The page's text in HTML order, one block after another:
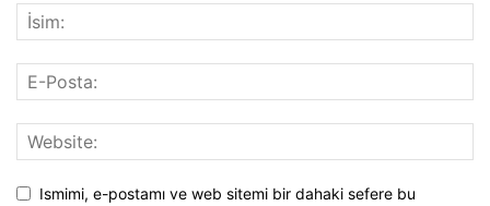
Ismimi, e-postamı ve web sitemi bir dahaki sefere bu